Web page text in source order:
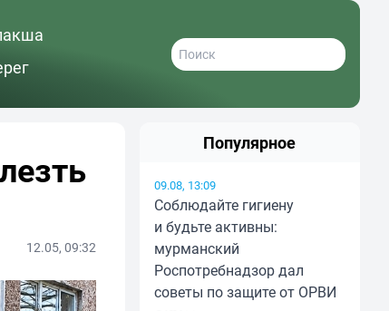
12.05, 09:32
Популярное
09.08, 13:09
Соблюдайте гигиену
и будьте активны:
мурманский
Роспотребнадзор дал
советы по защите от ОРВИ